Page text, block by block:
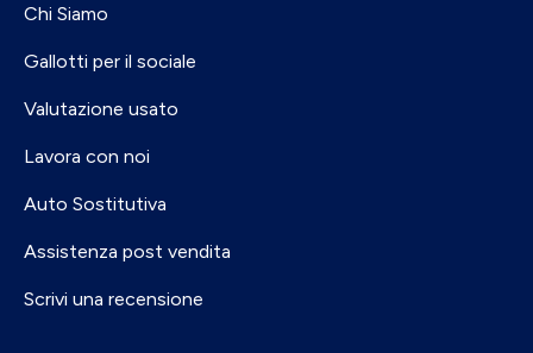
Chi Siamo
Gallotti per il sociale
Valutazione usato
Lavora con noi
Auto Sostitutiva
Assistenza post vendita
Scrivi una recensione